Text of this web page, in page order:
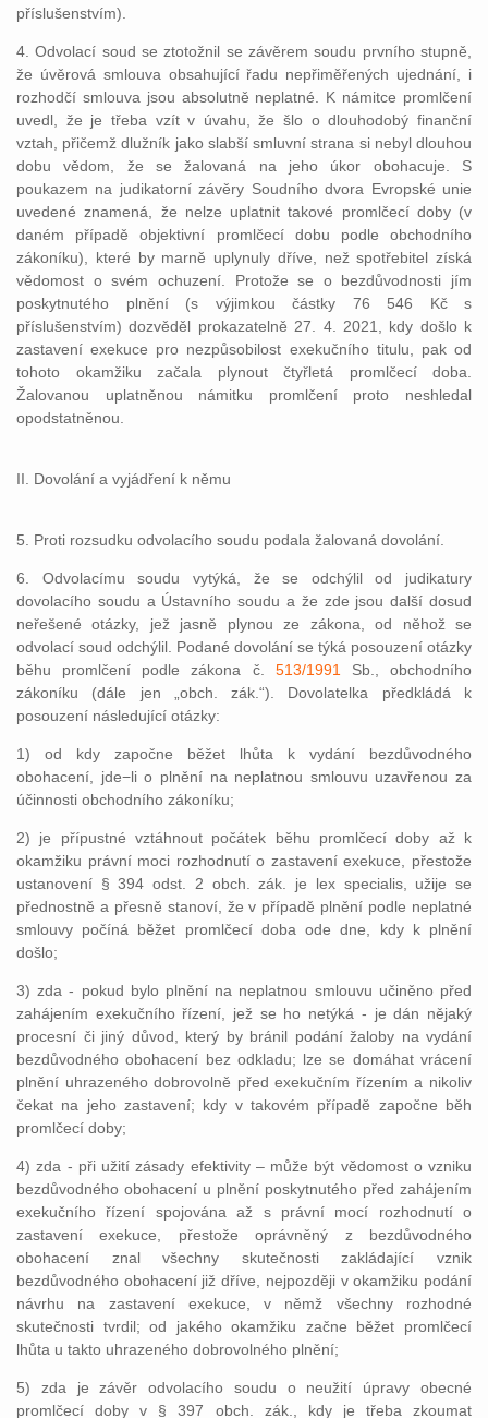
příslušenstvím).
4. Odvolací soud se ztotožnil se závěrem soudu prvního stupně,
že úvěrová smlouva obsahující řadu nepřiměřených ujednání, i
rozhodčí smlouva jsou absolutně neplatné. K námitce promlčení
uvedl, že je třeba vzít v úvahu, že šlo o dlouhodobý finanční
vztah, přičemž dlužník jako slabší smluvní strana si nebyl dlouhou
dobu vědom, že se žalovaná na jeho úkor obohacuje. S
poukazem na judikatorní závěry Soudního dvora Evropské unie
uvedené znamená, že nelze uplatnit takové promlčecí doby (v
daném případě objektivní promlčecí dobu podle obchodního
zákoníku), které by marně uplynuly dříve, než spotřebitel získá
vědomost o svém ochuzení. Protože se o bezdůvodnosti jím
poskytnutého plnění (s výjimkou částky 76 546 Kč s
příslušenstvím) dozvěděl prokazatelně 27. 4. 2021, kdy došlo k
zastavení exekuce pro nezpůsobilost exekučního titulu, pak od
tohoto okamžiku začala plynout čtyřletá promlčecí doba.
Žalovanou uplatněnou námitku promlčení proto neshledal
opodstatněnou.
II. Dovolání a vyjádření k němu
5. Proti rozsudku odvolacího soudu podala žalovaná dovolání.
6. Odvolacímu soudu vytýká, že se odchýlil od judikatury
dovolacího soudu a Ústavního soudu a že zde jsou další dosud
neřešené otázky, jež jasně plynou ze zákona, od něhož se
odvolací soud odchýlil. Podané dovolání se týká posouzení otázky
běhu promlčení podle zákona č. 513/1991
Sb., obchodního
zákoníku (dále jen „obch. zák.“). Dovolatelka předkládá k
posouzení následující otázky:
1) od kdy započne běžet lhůta k vydání bezdůvodného
obohacení, jde−li o plnění na neplatnou smlouvu uzavřenou za
účinnosti obchodního zákoníku;
2) je přípustné vztáhnout počátek běhu promlčecí doby až k
okamžiku právní moci rozhodnutí o zastavení exekuce, přestože
ustanovení § 394 odst. 2 obch. zák. je lex specialis, užije se
přednostně a přesně stanoví, že v případě plnění podle neplatné
smlouvy počíná běžet promlčecí doba ode dne, kdy k plnění
došlo;
3) zda - pokud bylo plnění na neplatnou smlouvu učiněno před
zahájením exekučního řízení, jež se ho netýká - je dán nějaký
procesní či jiný důvod, který by bránil podání žaloby na vydání
bezdůvodného obohacení bez odkladu; lze se domáhat vrácení
plnění uhrazeného dobrovolně před exekučním řízením a nikoliv
čekat na jeho zastavení; kdy v takovém případě započne běh
promlčecí doby;
4) zda - při užití zásady efektivity – může být vědomost o vzniku
bezdůvodného obohacení u plnění poskytnutého před zahájením
exekučního řízení spojována až s právní mocí rozhodnutí o
zastavení exekuce, přestože oprávněný z bezdůvodného
obohacení znal všechny skutečnosti zakládající vznik
bezdůvodného obohacení již dříve, nejpozději v okamžiku podání
návrhu na zastavení exekuce, v němž všechny rozhodné
skutečnosti tvrdil; od jakého okamžiku začne běžet promlčecí
lhůta u takto uhrazeného dobrovolného plnění;
5) zda je závěr odvolacího soudu o neužití úpravy obecné
promlčecí doby v § 397 obch. zák., kdy je třeba zkoumat